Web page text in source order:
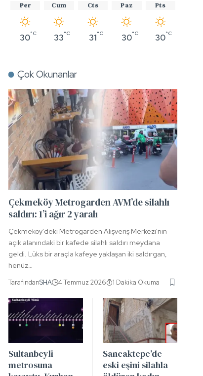
Per
30°C
Cum
33°C
Cts
31°C
Paz
30°C
Pts
30°C
Çok Okunanlar
Çekmeköy Metrogarden AVM’de silahlı
saldırı: 1’i ağır 2 yaralı
Çekmeköy'deki Metrogarden Alışveriş Merkezi'nin
açık alanındaki bir kafede silahlı saldırı meydana
geldi. Lüks bir araçla kafeye yaklaşan iki saldırgan,
henüz…
TarafındanSHA 4 Temmuz 2026 1 Dakika Okuma
Sultanbeyli
metrosuna
Sancaktepe’de
eski eşini silahla